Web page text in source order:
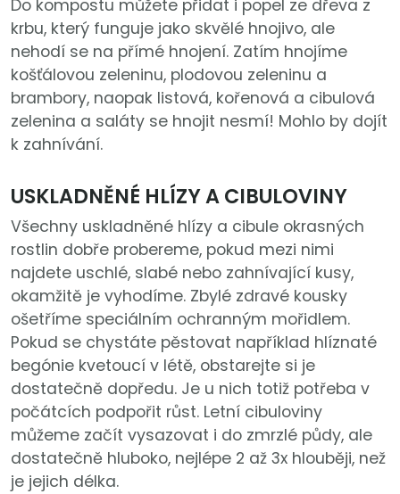
Do kompostu můžete přidat i popel ze dřeva z
krbu, který funguje jako skvělé hnojivo, ale
nehodí se na přímé hnojení. Zatím hnojíme
košťálovou zeleninu, plodovou zeleninu a
brambory, naopak listová, kořenová a cibulová
zelenina a saláty se hnojit nesmí! Mohlo by dojít
k zahnívání.
USKLADNĚNÉ HLÍZY A CIBULOVINY
Všechny uskladněné hlízy a cibule okrasných
rostlin dobře probereme, pokud mezi nimi
najdete uschlé, slabé nebo zahnívající kusy,
okamžitě je vyhodíme. Zbylé zdravé kousky
ošetříme speciálním ochranným mořidlem.
Pokud se chystáte pěstovat například hlíznaté
begónie kvetoucí v létě, obstarejte si je
dostatečně dopředu. Je u nich totiž potřeba v
počátcích podpořit růst. Letní cibuloviny
můžeme začít vysazovat i do zmrzlé půdy, ale
dostatečně hluboko, nejlépe 2 až 3x hlouběji, než
je jejich délka.